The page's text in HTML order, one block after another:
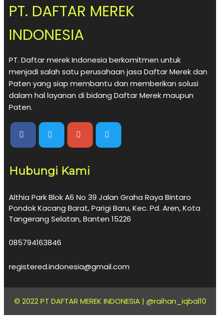
PT. DAFTAR MEREK
INDONESIA
PT. Daftar merek Indonesia berkomitmen untuk
menjadi salah satu perusahaan jasa Daftar Merek dan
Paten yang siap membantu dan memberikan solusi
dalam hal layanan di bidang Daftar Merek maupun
Paten.
Hubungi Kami
Althia Park Blok A6 No 39 Jalan Graha Raya Bintaro
Pondok Kacang Barat, Parigi Baru, Kec. Pd. Aren, Kota
Tangerang Selatan, Banten 15226
085794163846
registered.indonesia@gmail.com
© 2022 PT DAFTAR MEREK INDONESIA | @raihan_iqbal10